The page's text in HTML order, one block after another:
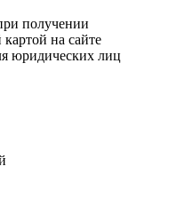
получении
на сайте
юридических лиц